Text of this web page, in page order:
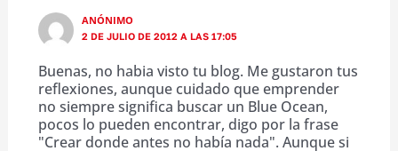
ANÓNIMO
2 DE JULIO DE 2012 A LAS 17:05
Buenas, no habia visto tu blog. Me gustaron tus
reflexiones, aunque cuidado que emprender
no siempre significa buscar un Blue Ocean,
pocos lo pueden encontrar, digo por la frase
"Crear donde antes no había nada". Aunque si